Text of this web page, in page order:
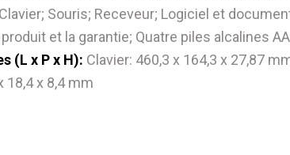
Clavier; Souris; Receveur; Logiciel et
et la garantie; Quatre piles alcalines
(L x P x H): Clavier: 460,3 x 164,3 x 27,87
18,4 x 8,4 mm